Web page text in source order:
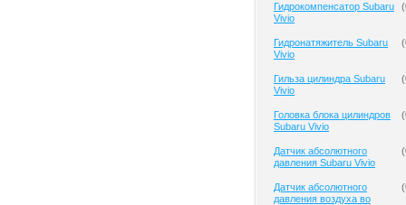
Гидрокомпенсатор Subaru
Vivio
(
Гидронатяжитель Subaru
Vivio
(
Гильза цилиндра Subaru
Vivio
(
Головка блока цилиндров
Subaru Vivio
(
Датчик абсолютного
давления Subaru Vivio
(
Датчик абсолютного
давления воздуха во
(